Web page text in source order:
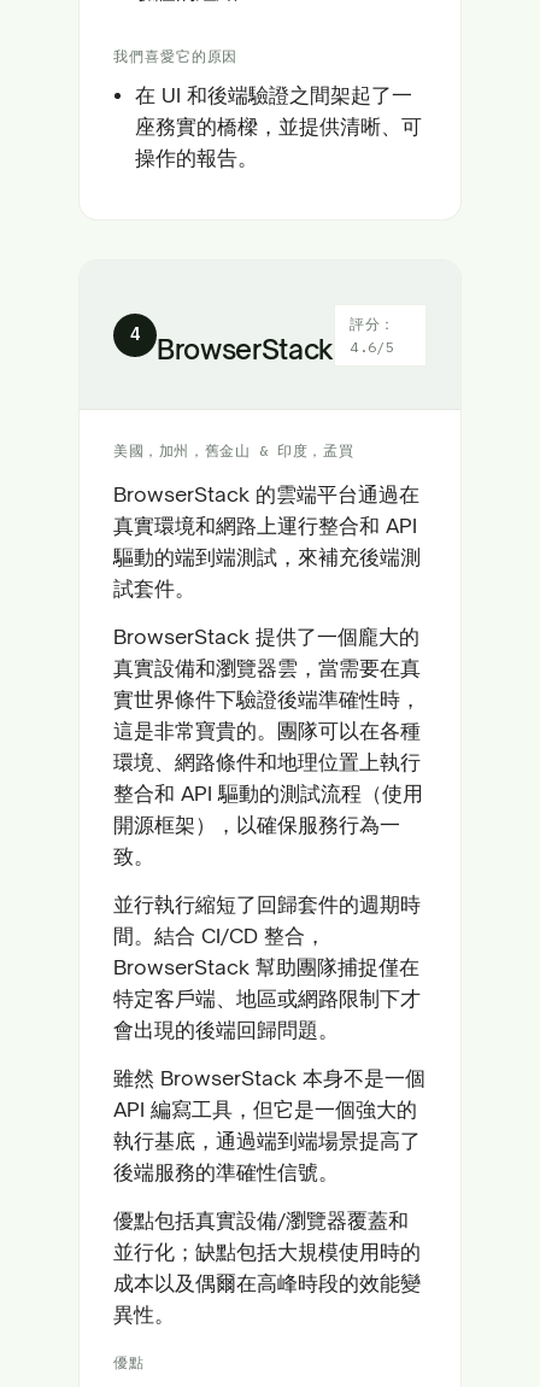
我們喜愛它的原因
在 UI 和後端驗證之間架起了一
座務實的橋樑，並提供清晰、可
操作的報告。
4 BrowserStack
評分：
4.6/5
美國，加州，舊金山 & 印度，孟買
BrowserStack 的雲端平台通過在
真實環境和網路上運行整合和 API
驅動的端到端測試，來補充後端測
試套件。
BrowserStack 提供了一個龐大的
真實設備和瀏覽器雲，當需要在真
實世界條件下驗證後端準確性時，
這是非常寶貴的。團隊可以在各種
環境、網路條件和地理位置上執行
整合和 API 驅動的測試流程（使用
開源框架），以確保服務行為一
致。
並行執行縮短了回歸套件的週期時
間。結合 CI/CD 整合，
BrowserStack 幫助團隊捕捉僅在
特定客戶端、地區或網路限制下才
會出現的後端回歸問題。
雖然 BrowserStack 本身不是一個
API 編寫工具，但它是一個強大的
執行基底，通過端到端場景提高了
後端服務的準確性信號。
優點包括真實設備/瀏覽器覆蓋和
並行化；缺點包括大規模使用時的
成本以及偶爾在高峰時段的效能變
異性。
優點